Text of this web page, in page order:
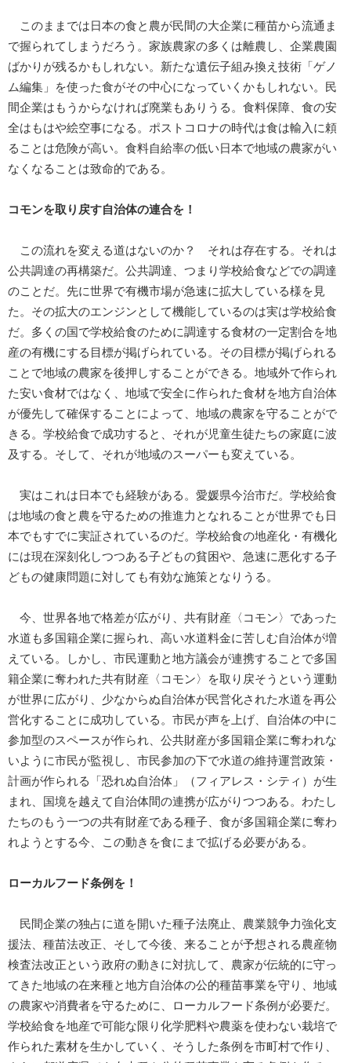
このままでは日本の食と農が民間の大企業に種苗から流通ま
で握られてしまうだろう。家族農家の多くは離農し、企業農園
ばかりが残るかもしれない。新たな遺伝子組み換え技術「ゲノ
ム編集」を使った食がその中心になっていくかもしれない。民
間企業はもうからなければ廃業もありうる。食料保障、食の安
全はもはや絵空事になる。ポストコロナの時代は食は輸入に頼
ることは危険が高い。食料自給率の低い日本で地域の農家がい
なくなることは致命的である。
コモンを取り戻す自治体の連合を！
この流れを変える道はないのか？ それは存在する。それは
公共調達の再構築だ。公共調達、つまり学校給食などでの調達
のことだ。先に世界で有機市場が急速に拡大している様を見
た。その拡大のエンジンとして機能しているのは実は学校給食
だ。多くの国で学校給食のために調達する食材の一定割合を地
産の有機にする目標が掲げられている。その目標が掲げられる
ことで地域の農家を後押しすることができる。地域外で作られ
た安い食材ではなく、地域で安全に作られた食材を地方自治体
が優先して確保することによって、地域の農家を守ることがで
きる。学校給食で成功すると、それが児童生徒たちの家庭に波
及する。そして、それが地域のスーパーも変えている。
実はこれは日本でも経験がある。愛媛県今治市だ。学校給食
は地域の食と農を守るための推進力となれることが世界でも日
本でもすでに実証されているのだ。学校給食の地産化・有機化
には現在深刻化しつつある子どもの貧困や、急速に悪化する子
どもの健康問題に対しても有効な施策となりうる。
今、世界各地で格差が広がり、共有財産〈コモン〉であった
水道も多国籍企業に握られ、高い水道料金に苦しむ自治体が増
えている。しかし、市民運動と地方議会が連携することで多国
籍企業に奪われた共有財産〈コモン〉を取り戻そうという運動
が世界に広がり、少なからぬ自治体が民営化された水道を再公
営化することに成功している。市民が声を上げ、自治体の中に
参加型のスペースが作られ、公共財産が多国籍企業に奪われな
いように市民が監視し、市民参加の下で水道の維持運営政策・
計画が作られる「恐れぬ自治体」（フィアレス・シティ）が生
まれ、国境を越えて自治体間の連携が広がりつつある。わたし
たちのもう一つの共有財産である種子、食が多国籍企業に奪わ
れようとする今、この動きを食にまで拡げる必要がある。
ローカルフード条例を！
民間企業の独占に道を開いた種子法廃止、農業競争力強化支
援法、種苗法改正、そして今後、来ることが予想される農産物
検査法改正という政府の動きに対抗して、農家が伝統的に守っ
てきた地域の在来種と地方自治体の公的種苗事業を守り、地域
の農家や消費者を守るために、ローカルフード条例が必要だ。
学校給食を地産で可能な限り化学肥料や農薬を使わない栽培で
作られた素材を生かしていく、そうした条例を市町村で作り、